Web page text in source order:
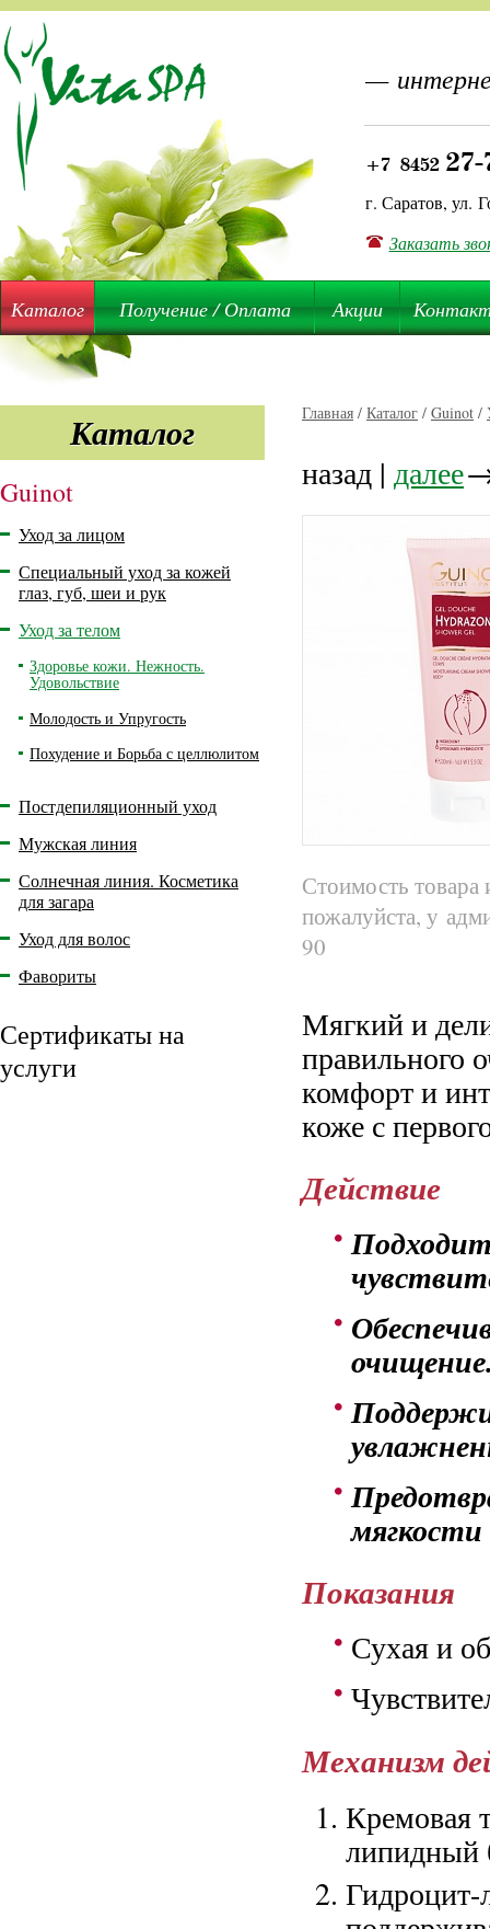
—
+7 845227-
г. Саратов, ул.
Заказать
Каталог Получение / Оплата Акции
Каталог
Guinot
Уход за лицом
Специальный уход за кожей
глаз, губ, шеи и рук
Уход за телом
Здоровье кожи. Нежность.
Удовольствие
Молодость и Упругость
Похудение и Борьба с целлюлитом
Постдепиляционный уход
Мужская линия
Солнечная линия. Косметика
для загара
Уход для волос
Фавориты
Сертификаты на
услуги
Главная / Каталог / Guinot /
назад | далее
Стоимость
пожалуйста, у
90
Мягкий и
правильного
комфорт и
коже с
Действие
Показания
Сухая и
Механизм
Кремовая
липидный